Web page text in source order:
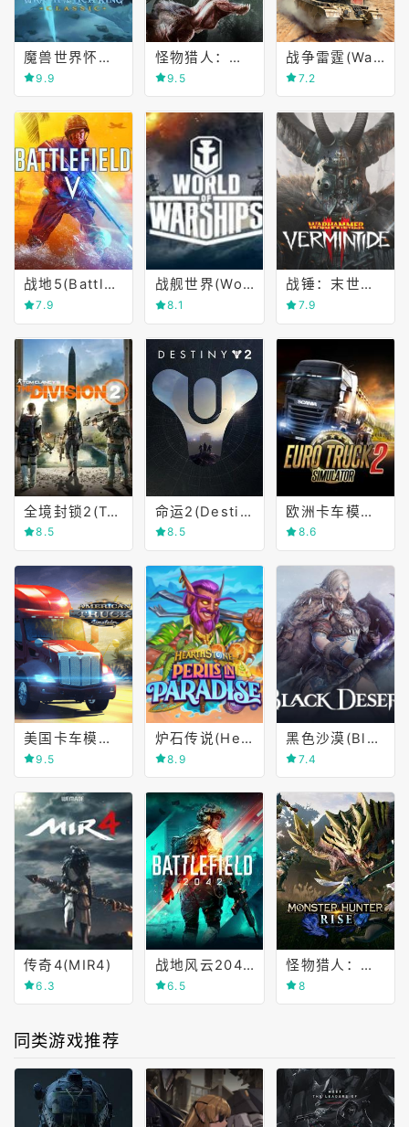
魔兽世界怀旧服(World of Warcraft Classic)
9.9
怪物猎人：世界(MONSTER HUNTER WORLD)
9.5
战争雷霆(War Thunder)
7.2
战地5(Battlefield Ⅴ)
7.9
战舰世界(World of Warships)
8.1
战锤：末世鼠疫2(Warhammer)
7.9
全境封锁2(Tom Clancy's The Division 2)
8.5
命运2(Destiny 2)
8.5
欧洲卡车模拟2(Euro Truck Simulator 2)
8.6
美国卡车模拟(American Truck Simulator)
9.5
炉石传说(Hearthstone)
8.9
黑色沙漠(Black Desert Online)
7.4
传奇4(MIR4)
6.3
战地风云2042(Battlefield 2042)
6.5
怪物猎人：崛起(Monster Hunter Rise)
8
同类游戏推荐